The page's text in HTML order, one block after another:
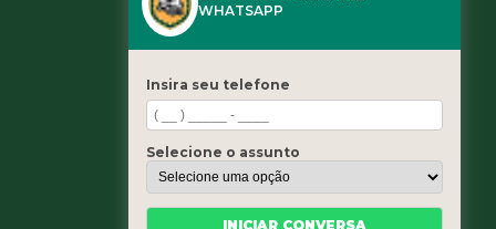
contato@leaoservicos.com.br
Home
Quem somos
Serviços
Blog
WHATSAPP
Insira seu telefone
Selecione o assunto
INICIAR CONVERSA